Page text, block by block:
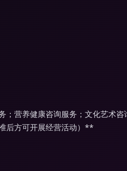
营养健康咨询服务；文化艺术
后方可开展经营活动）**